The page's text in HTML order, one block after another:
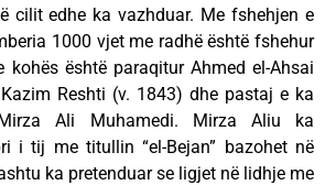
cilit edhe ka vazhduar. Me fshehjen e
1000 vjet me radhë është fshehur
kohës është paraqitur Ahmed el-Ahsai
Reshti (v. 1843) dhe pastaj e ka
Ali Muhamedi. Mirza Aliu ka
i tij me titullin “el-Bejan” bazohet në
ka pretenduar se ligjet në lidhje me